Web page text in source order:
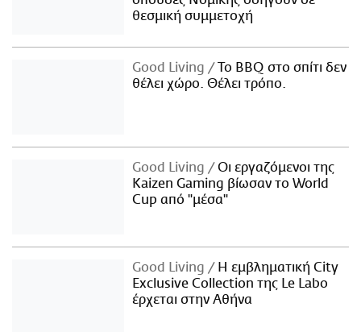
θεσμική συμμετοχή
Good Living
Το BBQ στο σπίτι δεν
θέλει χώρο. Θέλει τρόπο.
Good Living
Οι εργαζόμενοι της
Kaizen Gaming βίωσαν το World
Cup από "μέσα"
Good Living
Η εμβληματική City
Exclusive Collection της Le Labo
έρχεται στην Αθήνα